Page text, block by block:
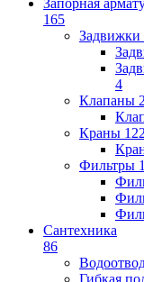
165
Задвижки
4
Клапаны
Краны 122
Фильтры
Сантехника
86
Гибкая